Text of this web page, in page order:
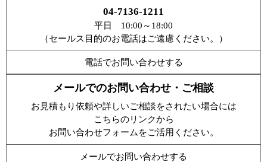
04-7136-1211
平日 10:00～18:00
（セールス目的のお電話はご遠慮ください。）
電話でお問い合わせする
メールでのお問い合わせ・ご相談
お見積もり依頼や詳しいご相談をされたい場合には
こちらのリンクから
お問い合わせフォームをご活用ください。
メールでお問い合わせする